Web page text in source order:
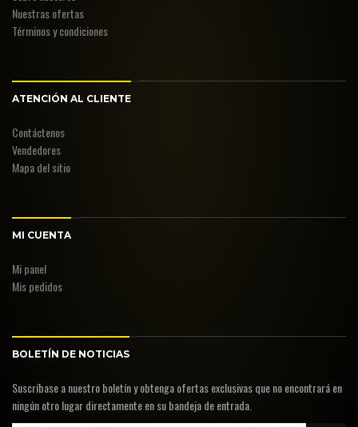
Nuestras ofertas
Términos y condiciones
ATENCIÓN AL CLIENTE
Contáctenos
Vendedores
Mapa del sitio
MI CUENTA
Mi panel
Mis pedidos
BOLETÍN DE NOTICIAS
Suscríbase a nuestro boletín y obtenga ofertas exclusivas que no encontrará en
ningún otro lugar directamente en su bandeja de entrada.